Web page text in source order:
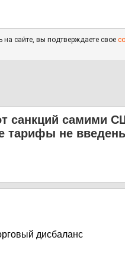
сайте, вы подтверждаете свое
санкций самими
тарифы не
дисбаланс